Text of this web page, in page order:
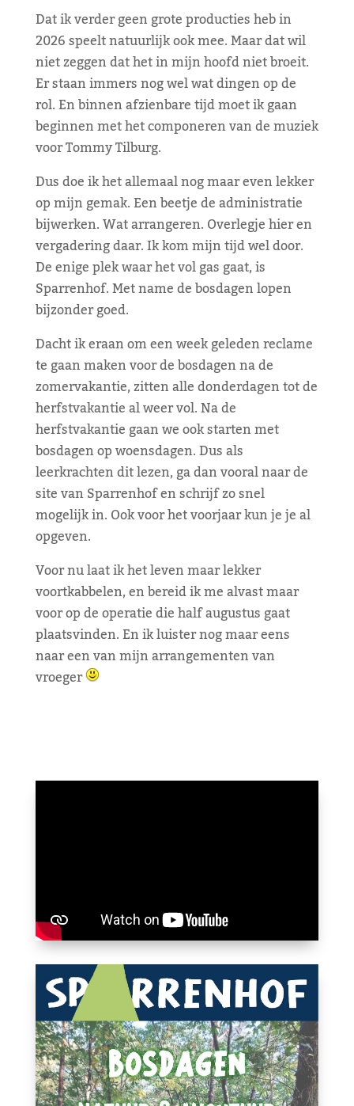
Dat ik verder geen grote producties heb in
2026 speelt natuurlijk ook mee. Maar dat wil
niet zeggen dat het in mijn hoofd niet broeit.
Er staan immers nog wel wat dingen op de
rol. En binnen afzienbare tijd moet ik gaan
beginnen met het componeren van de muziek
voor Tommy Tilburg.
Dus doe ik het allemaal nog maar even lekker
op mijn gemak. Een beetje de administratie
bijwerken. Wat arrangeren. Overlegje hier en
vergadering daar. Ik kom mijn tijd wel door.
De enige plek waar het vol gas gaat, is
Sparrenhof. Met name de bosdagen lopen
bijzonder goed.
Dacht ik eraan om een week geleden reclame
te gaan maken voor de bosdagen na de
zomervakantie, zitten alle donderdagen tot de
herfstvakantie al weer vol. Na de
herfstvakantie gaan we ook starten met
bosdagen op woensdagen. Dus als
leerkrachten dit lezen, ga dan vooral naar de
site van Sparrenhof en schrijf zo snel
mogelijk in. Ook voor het voorjaar kun je je al
opgeven.
Voor nu laat ik het leven maar lekker
voortkabbelen, en bereid ik me alvast maar
voor op de operatie die half augustus gaat
plaatsvinden. En ik luister nog maar eens
naar een van mijn arrangementen van
vroeger